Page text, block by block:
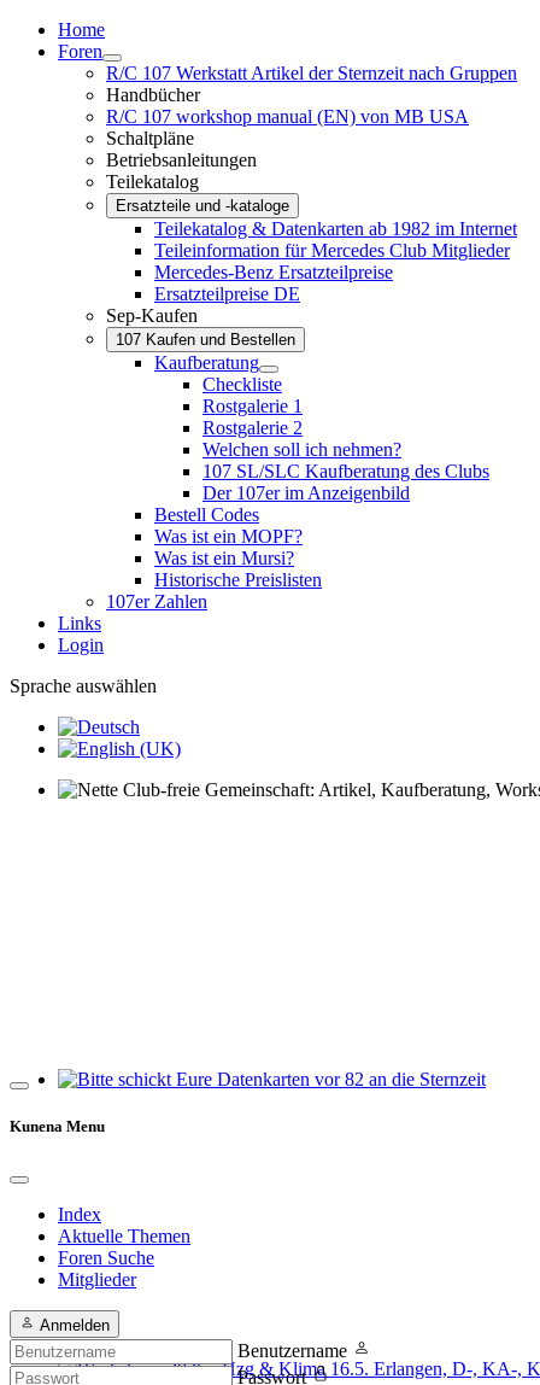
Home
Foren
R/C 107 Werkstatt Artikel der Sternzeit nach Gruppen
Handbücher
R/C 107 workshop manual (EN) von MB USA
Schaltpläne
Betriebsanleitungen
Teilekatalog
Ersatzteile und -kataloge
Teilekatalog & Datenkarten ab 1982 im Internet
Teileinformation für Mercedes Club Mitglieder
Mercedes-Benz Ersatzteilpreise
Ersatzteilpreise DE
Sep-Kaufen
107 Kaufen und Bestellen
Kaufberatung
Checkliste
Rostgalerie 1
Rostgalerie 2
Welchen soll ich nehmen?
107 SL/SLC Kaufberatung des Clubs
Der 107er im Anzeigenbild
Bestell Codes
Was ist ein MOPF?
Was ist ein Mursi?
Historische Preislisten
107er Zahlen
Links
Login
Sprache auswählen
Kunena Menu
Index
Aktuelle Themen
Foren Suche
Mitglieder
Anmelden
Benutzername
Passwort